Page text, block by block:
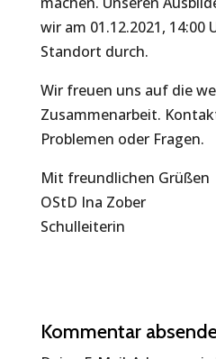
wir am 01.12.2021, 14:00
Standort durch.
Wir freuen uns auf die
Zusammenarbeit.
Problemen oder Fragen.
Mit freundlichen Grüßen
OStD Ina Zober
Schulleiterin
Kommentar